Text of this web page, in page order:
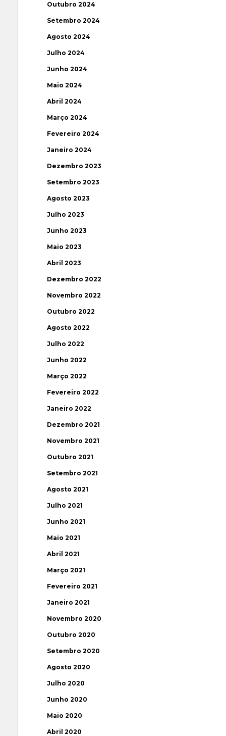
Outubro 2024
Setembro 2024
Agosto 2024
Julho 2024
Junho 2024
Maio 2024
Abril 2024
Março 2024
Fevereiro 2024
Janeiro 2024
Dezembro 2023
Setembro 2023
Agosto 2023
Julho 2023
Junho 2023
Maio 2023
Abril 2023
Dezembro 2022
Novembro 2022
Outubro 2022
Agosto 2022
Julho 2022
Junho 2022
Março 2022
Fevereiro 2022
Janeiro 2022
Dezembro 2021
Novembro 2021
Outubro 2021
Setembro 2021
Agosto 2021
Julho 2021
Junho 2021
Maio 2021
Abril 2021
Março 2021
Fevereiro 2021
Janeiro 2021
Novembro 2020
Outubro 2020
Setembro 2020
Agosto 2020
Julho 2020
Junho 2020
Maio 2020
Abril 2020